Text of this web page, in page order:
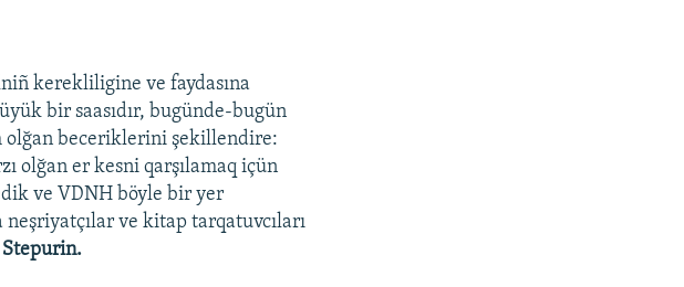
kerekliligine ve faydasına
bir saasıdır, bugünde-bugün
beceriklerini şekillendire:
olğan er kesni qarşılamaq içün
ve VDNH böyle bir yer
ve kitap tarqatuvcıları